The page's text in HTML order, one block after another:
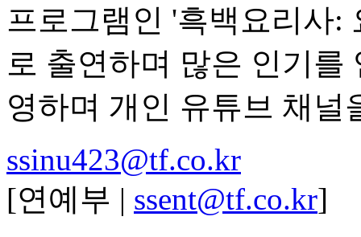
프로그램인 '흑백요리사:
로 출연하며 많은 인기를
영하며 개인 유튜브 채널
ssinu423@tf.co.kr
[연예부 | ssent@tf.co.kr]